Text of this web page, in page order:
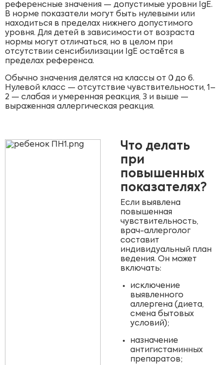
референсные значения — допустимые уровни IgE.
В норме показатели могут быть нулевыми или
находиться в пределах нижнего допустимого
уровня. Для детей в зависимости от возраста
нормы могут отличаться, но в целом при
отсутствии сенсибилизации IgE остаётся в
пределах референса.
Обычно значения делятся на классы от 0 до 6.
Нулевой класс — отсутствие чувствительности, 1–
2 — слабая и умеренная реакция, 3 и выше —
выраженная аллергическая реакция.
Что делать
при
повышенных
показателях?
Если выявлена
повышенная
чувствительность,
врач-аллерголог
составит
индивидуальный план
ведения. Он может
включать:
исключение
выявленного
аллергена (диета,
смена бытовых
условий);
назначение
антигистаминных
препаратов;